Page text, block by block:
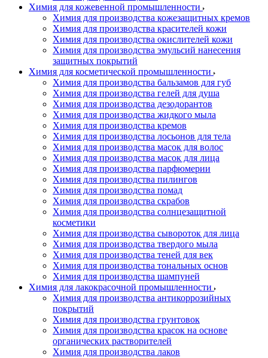
Химия для кожевенной промышленности
Химия для производства кожезащитных кремов
Химия для производства красителей кожи
Химия для производства окислителей кожи
Химия для производства эмульсий нанесения
защитных покрытий
Химия для косметической промышленности
Химия для производства бальзамов для губ
Химия для производства гелей для душа
Химия для производства дезодорантов
Химия для производства жидкого мыла
Химия для производства кремов
Химия для производства лосьонов для тела
Химия для производства масок для волос
Химия для производства масок для лица
Химия для производства парфюмерии
Химия для производства пилингов
Химия для производства помад
Химия для производства скрабов
Химия для производства солнцезащитной
косметики
Химия для производства сывороток для лица
Химия для производства твердого мыла
Химия для производства теней для век
Химия для производства тональных основ
Химия для производства шампуней
Химия для лакокрасочной промышленности
Химия для производства антикоррозийных
покрытий
Химия для производства грунтовок
Химия для производства красок на основе
органических растворителей
Химия для производства лаков